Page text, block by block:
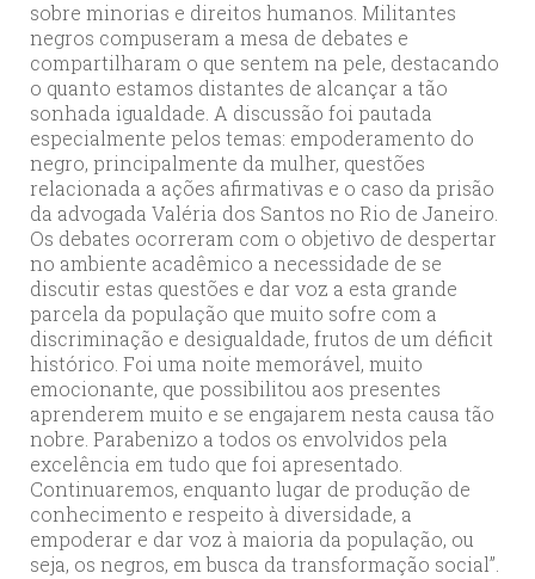
sobre minorias e direitos humanos. Militantes
negros compuseram a mesa de debates e
compartilharam o que sentem na pele, destacando
o quanto estamos distantes de alcançar a tão
sonhada igualdade. A discussão foi pautada
especialmente pelos temas: empoderamento do
negro, principalmente da mulher, questões
relacionada a ações afirmativas e o caso da prisão
da advogada Valéria dos Santos no Rio de Janeiro.
Os debates ocorreram com o objetivo de despertar
no ambiente acadêmico a necessidade de se
discutir estas questões e dar voz a esta grande
parcela da população que muito sofre com a
discriminação e desigualdade, frutos de um déficit
histórico. Foi uma noite memorável, muito
emocionante, que possibilitou aos presentes
aprenderem muito e se engajarem nesta causa tão
nobre. Parabenizo a todos os envolvidos pela
excelência em tudo que foi apresentado.
Continuaremos, enquanto lugar de produção de
conhecimento e respeito à diversidade, a
empoderar e dar voz à maioria da população, ou
seja, os negros, em busca da transformação social”.